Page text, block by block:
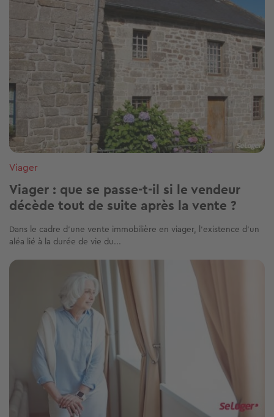
Viager
Viager : que se passe-t-il si le vendeur
décède tout de suite après la vente ?
Dans le cadre d’une vente immobilière en viager, l’existence d’un
aléa lié à la durée de vie du...
Image